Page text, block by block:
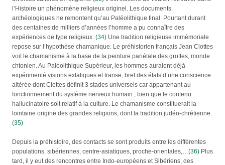
l’Histoire un phénomène religieux originel. Les documents
archéologiques ne remontent qu’au Paléolithique final. Pourtant durant
des centaines de milliers d’années l’homme a pu connaître des
expériences de type religieux. (34) Une tradition religieuse immémoriale
repose sur l’hypothèse chamanique. Le préhistorien français Jean Clottes
voit le chamanisme à la base de la peinture pariétale des grottes, monde
chtonien. Au Paléolithique Supérieur, les hommes auraient déjà
expérimenté visions extatiques et transe, bref des états d’une conscience
altérée dont Clottes définit 3 stades universels car appartenant au
fonctionnement du système nerveux humain ; bien que le contenu
hallucinatoire soit relatif à la culture. Le chamanisme constituerait la
lointaine origine des grandes religions, dont la tradition judéo-chrétienne.
(35)
Depuis la préhistoire, des contacts se sont produits entre les différentes
populations, sibériennes, centre-asiatiques, proche-orientales,…(36) Plus
tard, il y eut des rencontres entre Indo-européens et Sibériens, des